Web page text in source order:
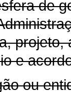
de
e
ou